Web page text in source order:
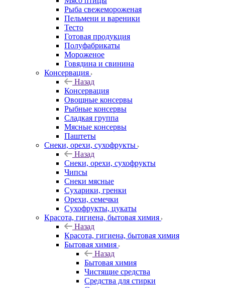
Рыба свежемороженая
Пельмени и вареники
Тесто
Готовая продукция
Полуфабрикаты
Мороженое
Говядина и свинина
Консервация
Назад
Консервация
Овощные консервы
Рыбные консервы
Сладкая группа
Мясные консервы
Паштеты
Снеки, орехи, сухофрукты
Назад
Снеки, орехи, сухофрукты
Чипсы
Снеки мясные
Сухарики, гренки
Орехи, семечки
Сухофрукты, цукаты
Красота, гигиена, бытовая химия
Назад
Красота, гигиена, бытовая химия
Бытовая химия
Назад
Бытовая химия
Чистящие средства
Средства для стирки